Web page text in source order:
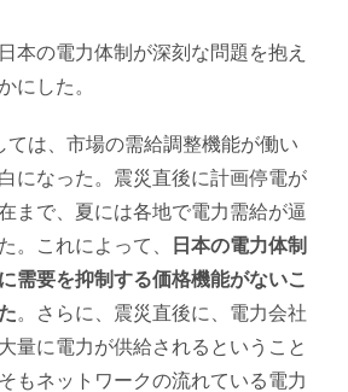
本の電力体制が深刻な問題を抱え
にした。
ては、市場の需給調整機能が働い
になった。震災直後に計画停電が
まで、夏には各地で電力需給が逼
。これによって、
日本の電力体制
需要を抑制する価格機能がないこ
。さらに、震災直後に、電力会社
量に電力が供給されるということ
もネットワークの流れている電力